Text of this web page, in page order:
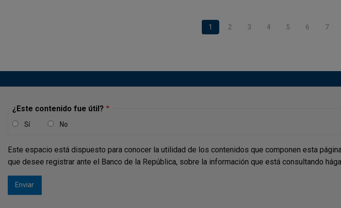
Página actual
1 Page
2 Page
3 Page
4 Page
5 Page
6 Page
7
¿Este contenido fue útil?
Sí No
Este espacio está dispuesto para conocer la utilidad de los contenidos que componen esta
que desee registrar ante el Banco de la República, sobre la información que está consultando